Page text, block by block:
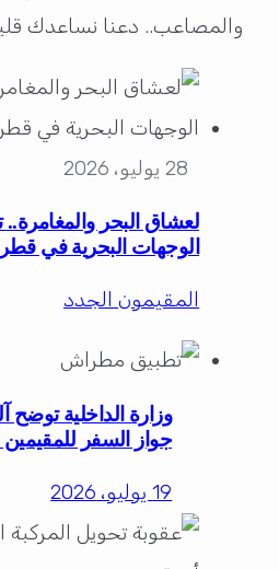
والمصاعب.. دعنا نساعدك
28 يوليو، 2026
لعشاق البحر
الوجهات البحرية في قطر
المقيمون الجدد
وزارة الداخلية توضح
جواز السفر
19 يوليو، 2026